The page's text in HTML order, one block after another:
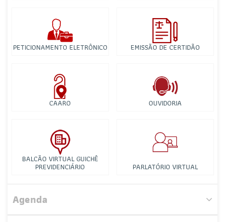
PETICIONAMENTO ELETRÔNICO EMISSÃO DE CERTIDÃO
CAARO OUVIDORIA
BALCÃO VIRTUAL GUICHÊ
PREVIDENCIÁRIO PARLATÓRIO VIRTUAL
Agenda